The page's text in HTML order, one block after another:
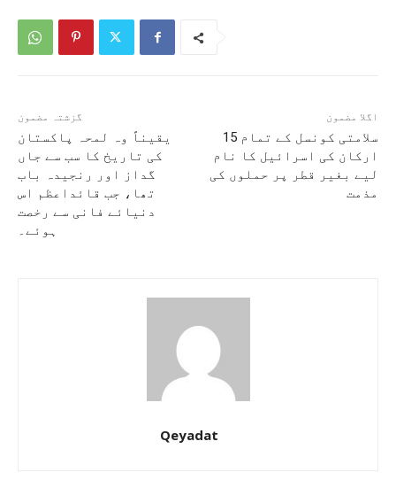
گزشتہ مضمون
یقیناً وہ لمحہ پاکستان
کی تاریخ کا سب سے جاں
گداز اور رنجیدہ باب
تھا، جب قائداعظم اس
دنیائے فانی سے رخصت
ہوئے۔
اگلا مضمون
سلامتی کونسل کے تمام 15
ارکان کی اسرائیل کا نام
لیے بغیر قطر پر حملوں کی
مذمت
Qeyadat